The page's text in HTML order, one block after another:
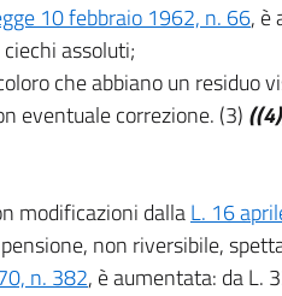
10 febbraio 1962, n. 66, è
assoluti;
che abbiano un residuo
eventuale correzione. (3)
modificazioni dallaL. 16
non riversibile,
n. 382, è aumentata: da L.